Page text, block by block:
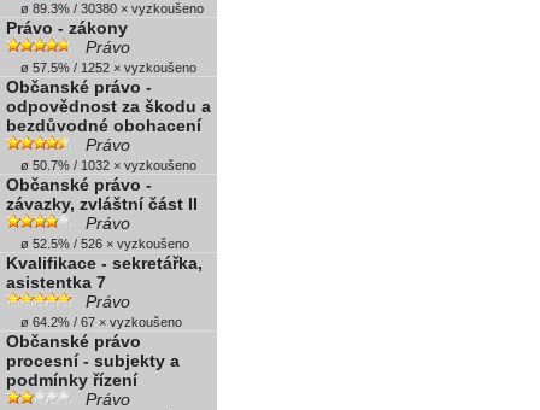
ø 89.3% / 30380 × vyzkoušeno
Právo - zákony
Právo
ø 57.5% / 1252 × vyzkoušeno
Občanské právo -
odpovědnost za škodu a
bezdůvodné obohacení
Právo
ø 50.7% / 1032 × vyzkoušeno
Občanské právo -
závazky, zvláštní část II
Právo
ø 52.5% / 526 × vyzkoušeno
Kvalifikace - sekretářka,
asistentka 7
Právo
ø 64.2% / 67 × vyzkoušeno
Občanské právo
procesní - subjekty a
podmínky řízení
Právo